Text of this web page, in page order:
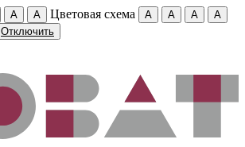
A A Цветовая схема A A A
A
Отключить